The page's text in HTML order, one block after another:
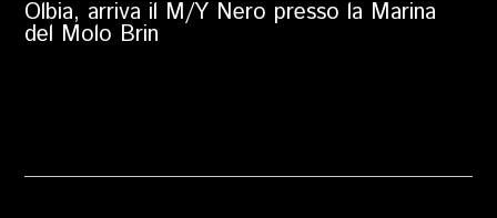
Olbia, arriva il M/Y Nero presso la Marina
del Molo Brin